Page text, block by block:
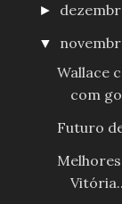
►
▼
Wallace
com
Futuro